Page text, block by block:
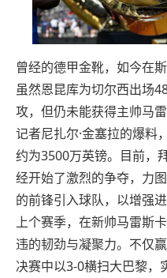
曾经的德甲金靴，如今在
虽然恩昆库为切尔西出场
攻，但仍未能获得主帅马
记者尼扎尔·金塞拉的爆料
约为3500万英镑。目前，
经开始了激烈的争夺，力
的前锋引入球队，以增强进
上个赛季，在新帅马雷斯
违的韧劲与凝聚力。不仅
决赛中以3-0横扫大巴黎，